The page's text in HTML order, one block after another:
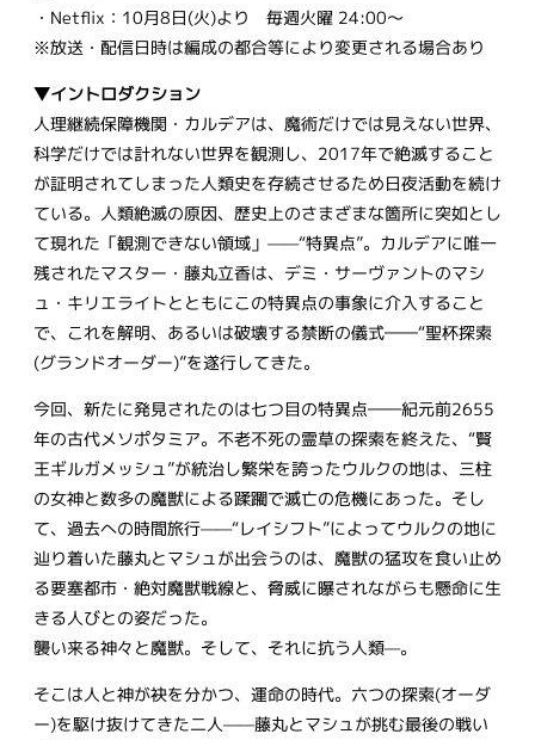
・Netflix：10月8日(火)より 毎週火曜 24:00～
※放送・配信日時は編成の都合等により変更される場合あり
▼イントロダクション
人理継続保障機関・カルデアは、魔術だけでは見えない世界、
科学だけでは計れない世界を観測し、2017年で絶滅すること
が証明されてしまった人類史を存続させるため日夜活動を続け
ている。人類絶滅の原因、歴史上のさまざまな箇所に突如とし
て現れた「観測できない領域」——“特異点”。カルデアに唯一
残されたマスター・藤丸立香は、デミ・サーヴァントのマシ
ュ・キリエライトとともにこの特異点の事象に介入すること
で、これを解明、あるいは破壊する禁断の儀式――“聖杯探索
(グランドオーダー)”を遂行してきた。
今回、新たに発見されたのは七つ目の特異点――紀元前2655
年の古代メソポタミア。不老不死の霊草の探索を終えた、“賢
王ギルガメッシュ”が統治し繁栄を誇ったウルクの地は、三柱
の女神と数多の魔獣による蹂躙で滅亡の危機にあった。そし
て、過去への時間旅行——“レイシフト”によってウルクの地に
辿り着いた藤丸とマシュが出会うのは、魔獣の猛攻を食い止め
る要塞都市・絶対魔獣戦線と、脅威に曝されながらも懸命に生
きる人びとの姿だった。
襲い来る神々と魔獣。そして、それに抗う人類—。
そこは人と神が袂を分かつ、運命の時代。六つの探索(オーダ
ー)を駆け抜けてきた二人——藤丸とマシュが挑む最後の戦い